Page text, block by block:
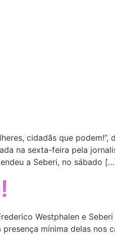
cidadãs que podem!”,
na sexta-feira pela
a Seberi, no sábado
Westphalen e Seberi
mínima delas nos